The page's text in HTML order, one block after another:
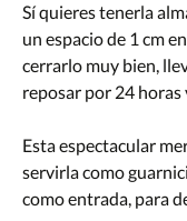
Sí quieres tenerla
un espacio de 1 cm
cerrarlo muy bien,
reposar por 24 horas
Esta espectacular
servirla como
como entrada, para